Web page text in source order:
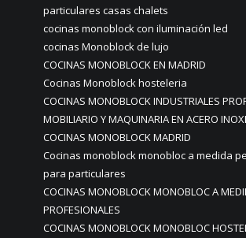
particulares casas chalets
cocinas monoblock con iluminación led
cocinas Monoblock de lujo
COCINAS MONOBLOCK EN MADRID
Cocinas Monoblock hosteleria
COCINAS MONOBLOCK INDUSTRIALES
MOBILIARIO Y MAQUINARIA EN ACERO
COCINAS MONOBLOCK MADRID
Cocinas monoblock monobloc a medida
para particulares
COCINAS MONOBLOCK MONOBLOC A
PROFESIONALES
COCINAS MONOBLOCK MONOBLOC